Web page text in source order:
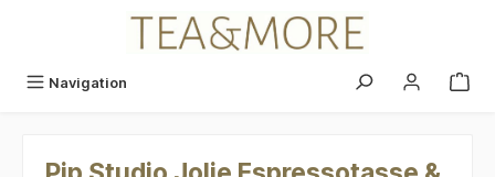
Navigation